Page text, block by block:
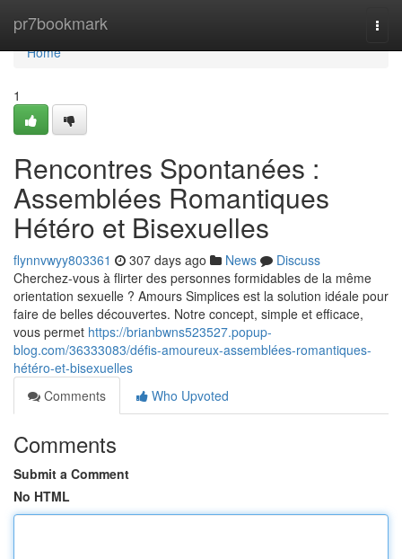
pr7bookmark
Home
Home
1
Rencontres Spontanées :
Assemblées Romantiques
Hétéro et Bisexuelles
flynnvwyy803361 307 days ago News
Discuss
Cherchez-vous à flirter des personnes formidables de la même
orientation sexuelle ? Amours Simplices est la solution idéale pour
faire de belles découvertes. Notre concept, simple et efficace,
vous permet https://brianbwns523527.popup-
blog.com/36333083/défis-amoureux-assemblées-romantiques-
hétéro-et-bisexuelles
Comments
Who Upvoted
Comments
Submit a Comment
No HTML